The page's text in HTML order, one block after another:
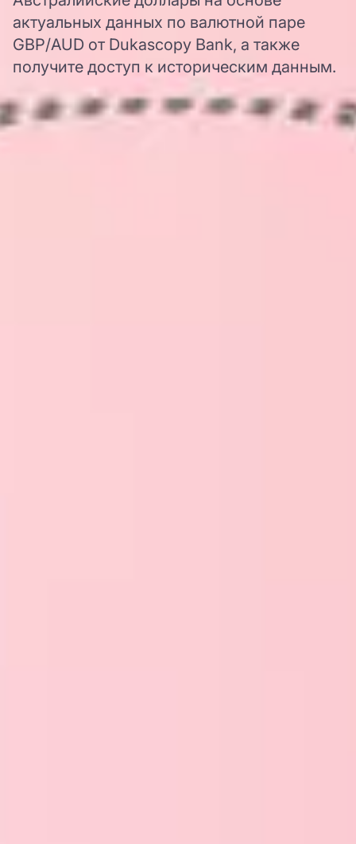
актуальных данных по валютной паре
GBP/AUD от Dukascopy Bank, а также
получите доступ к историческим данным.